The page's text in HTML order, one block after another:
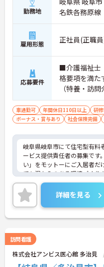
勤務地
名鉄各務原線
雇用形態 正社員(正職
応募要件
■介護福祉
格要項を満
（特養・訪
の実務経験
スタートの
車通勤可 年間休日110日以上 研
ボーナス・賞与あり
社会保険完備
岐阜県岐阜市にて住宅型有料
ービス提供責任者の募集です
い」をモットーにご入居者だ
ても温かみのある環境づくり
用者一人ひとりに寄り添って
ただける方を募集しています
の経験がなくスタートされた
ます。
ご興味のある方には、面接対
さい！
詳細を見る
訪問看護
株式会社アンビス医心館 多治見